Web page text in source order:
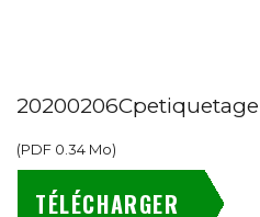
20200206Cpetiquetage
(PDF 0.34 Mo)
TÉLÉCHARGER